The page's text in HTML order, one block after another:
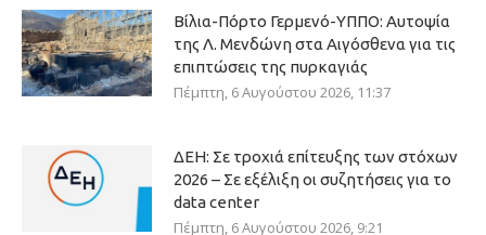
Βίλια-Πόρτο Γερμενό-ΥΠΠΟ: Αυτοψία
της Λ. Μενδώνη στα Αιγόσθενα για τις
επιπτώσεις της πυρκαγιάς
Πέμπτη, 6 Αυγούστου 2026, 11:37
ΔΕΗ: Σε τροχιά επίτευξης των στόχων
2026 – Σε εξέλιξη οι συζητήσεις για το
data center
Πέμπτη, 6 Αυγούστου 2026, 9:21